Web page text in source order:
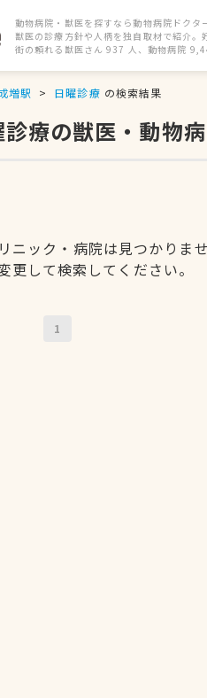
動物病院・獣医を探すなら動物病院ドクタ
獣医の診療方針や人柄を独自取材で紹介。
街の頼れる獣医さん 937 人、動物病院
増駅 日曜診療 の検索結果
療の獣医・動物
ニック・病院は見つかりませ
更して検索してください。
1